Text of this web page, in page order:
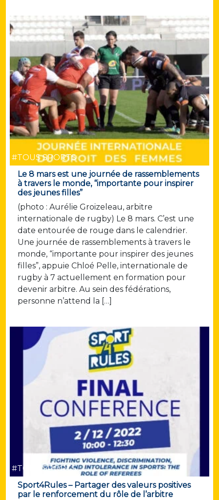
#TOUS SPORTS
Le 8 mars est une journée de rassemblements
à travers le monde, “importante pour inspirer
des jeunes filles”
(photo : Aurélie Groizeleau, arbitre
internationale de rugby) Le 8 mars. C’est une
date entourée de rouge dans le calendrier.
Une journée de rassemblements à travers le
monde, “importante pour inspirer des jeunes
filles”, appuie Chloé Pelle, internationale de
rugby à 7 actuellement en formation pour
devenir arbitre. Au sein des fédérations,
personne n’attend la […]
#TOUS SPORTS
Sport4Rules – Partager des valeurs positives
par le renforcement du rôle de l’arbitre